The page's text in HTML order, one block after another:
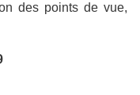
des points de vue,